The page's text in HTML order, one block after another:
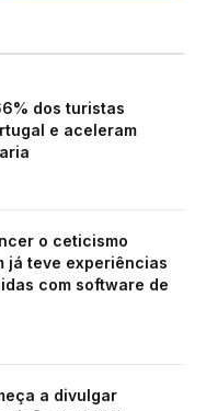
dos turistas
e aceleram
o ceticismo
já teve experiências
com software de
a divulgar